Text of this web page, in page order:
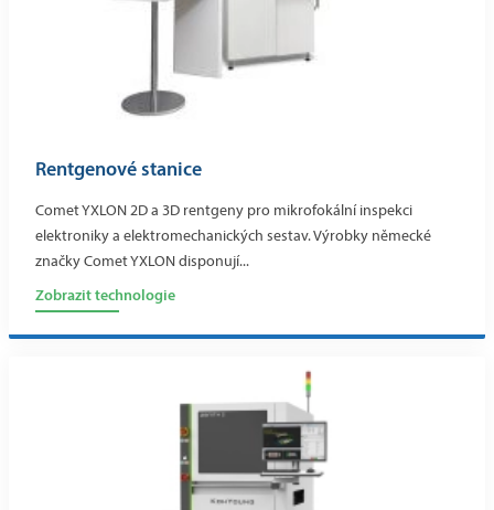
Rentgenové stanice
Comet YXLON 2D a 3D rentgeny pro mikrofokální inspekci
elektroniky a elektromechanických sestav. Výrobky německé
značky Comet YXLON disponují...
Zobrazit technologie